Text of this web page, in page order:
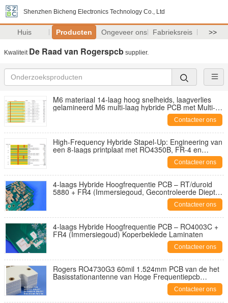
Shenzhen Bicheng Electronics Technology Co., Ltd
Huis Producten Ongeveer ons Fabrieksreis >>
Kwaliteit De Raad van Rogerspcb supplier.
M6 materiaal 14-laag hoog snelheids, laagverlies
gelamineerd M6 multi-laag hybride PCB met Multi-
Contacteer ons
High-Frequency Hybride Stapel-Up: Engineering van
een 8-laags printplaat met RO4350B, FR-4 en
Contacteer ons
4-laags Hybride Hoogfrequentie PCB – RT/duroid
5880 + FR4 (Immersiegoud, Gecontroleerde Diepte
Contacteer ons
4-laags Hybride Hoogfrequentie PCB – RO4003C +
FR4 (Immersiegoud) Koperbeklede Laminaten
Contacteer ons
Rogers RO4730G3 60mil 1.524mm PCB van de het
Basisstationantenne van Hoge Frequentiepcb
Contacteer ons